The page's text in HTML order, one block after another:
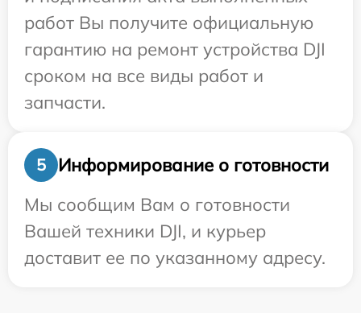
работ Вы получите официальную
гарантию на ремонт устройства DJI
сроком на все виды работ и
запчасти.
5
Информирование о готовности
Мы сообщим Вам о готовности
Вашей техники DJI, и курьер
доставит ее по указанному адресу.